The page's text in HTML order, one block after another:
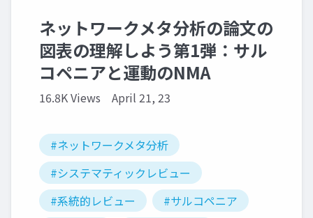
ネットワークメタ分析の論文の
図表の理解しよう第1弾：サル
コペニアと運動のNMA
16.8K Views April 21, 23
#ネットワークメタ分析
#システマティックレビュー
#系統的レビュー
#サルコペニア